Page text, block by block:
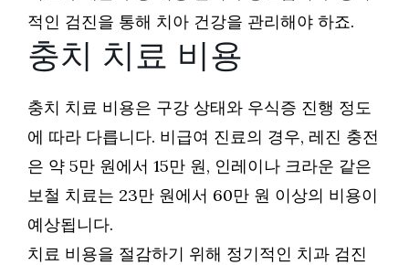
적인 검진을 통해 치아 건강을 관리해야 하죠.
충치 치료 비용
충치 치료 비용은 구강 상태와 우식증 진행 정도
에 따라 다릅니다. 비급여 진료의 경우, 레진 충전
은 약 5만 원에서 15만 원, 인레이나 크라운 같은
보철 치료는 23만 원에서 60만 원 이상의 비용이
예상됩니다.
치료 비용을 절감하기 위해 정기적인 치과 검진